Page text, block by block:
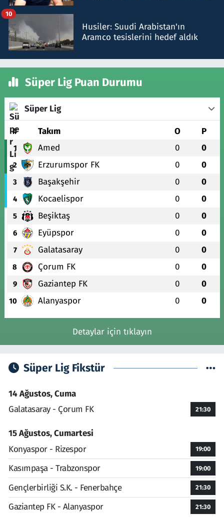
Husiler: Suudi Arabistan'ın
Aramco tesislerini hedef aldık
10
Süper Lig Puan Durumu
Süper Lig
# Takım O P
1 Amed 0 0
2 Erzurumspor FK 0 0
3 Başakşehir 0 0
4 Kocaelispor 0 0
5 Beşiktaş 0 0
6 Eyüpspor 0 0
7 Galatasaray 0 0
8 Çorum FK 0 0
9 Gaziantep FK 0 0
10 Alanyaspor 0 0
Detaylar için tıklayın
Süper Lig Fikstür
14 Ağustos, Cuma
Galatasaray - Çorum FK
21:30
15 Ağustos, Cumartesi
Konyaspor - Rizespor
19:00
Kasımpaşa - Trabzonspor 19:00
Gençlerbirliği S.K. - Fenerbahçe 21:30
Gaziantep FK - Alanyaspor 21:30